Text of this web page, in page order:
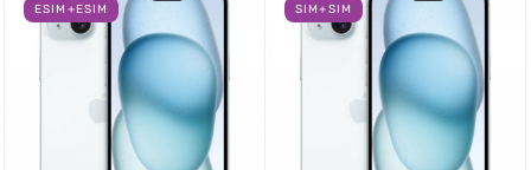
ESIM+ESIM SIM+SIM